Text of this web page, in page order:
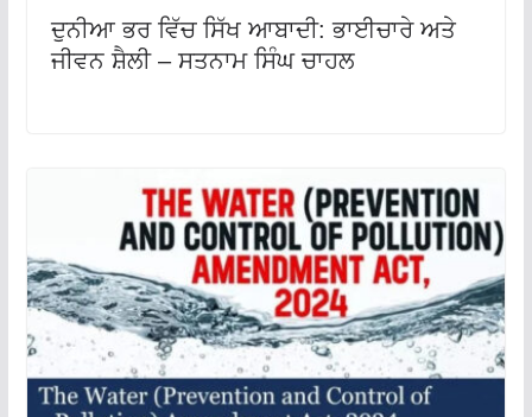
ਦੁਨੀਆ ਭਰ ਵਿੱਚ ਸਿੱਖ ਆਬਾਦੀ: ਭਾਈਚਾਰੇ ਅਤੇ
ਜੀਵਨ ਸ਼ੈਲੀ – ਸਤਨਾਮ ਸਿੰਘ ਚਾਹਲ